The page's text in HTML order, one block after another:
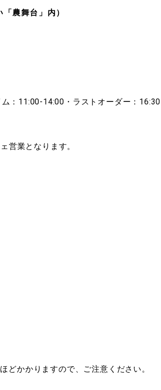
農舞台」内）
：11:00-14:00・ラストオーダー：
営業となります。
どかかりますので、ご注意ください。